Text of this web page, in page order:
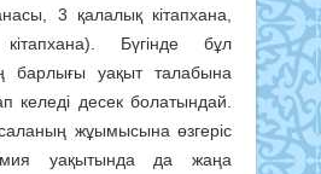
3 қалалық кітапхана,
Бүгінде бұл
барлығы уақыт талабына
келеді десек болатындай.
жұымысына өзгеріс
уақытында да жаңа